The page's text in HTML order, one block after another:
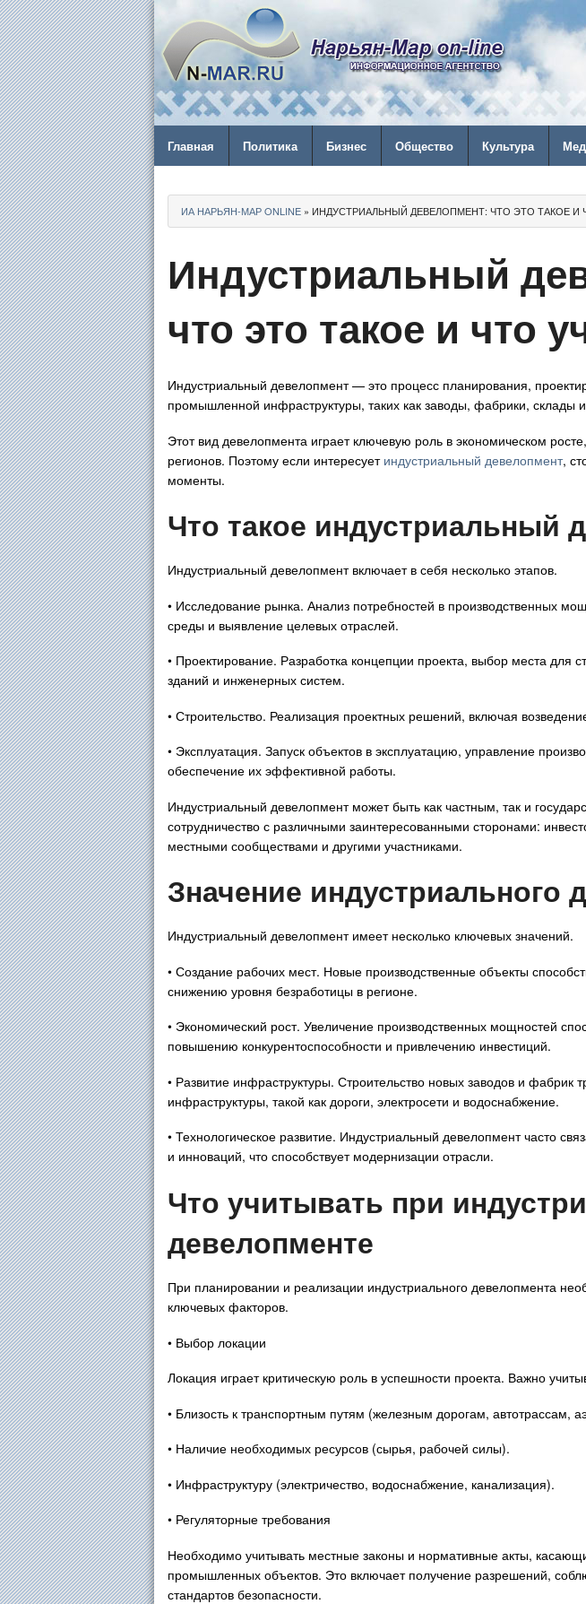
Главная Политика Бизнес Общество Культура
ИА НАРЬЯН-МАР ONLINE » ИНДУСТРИАЛЬНЫЙ ДЕВЕЛОПМЕНТ: ЧТО ЭТО ТАКОЕ И
Индустриальный
что это такое и что
Индустриальный девелопмент — это процесс планирования,
промышленной инфраструктуры, таких как заводы, фабрики, склады
Этот вид девелопмента играет ключевую роль в экономическом
регионов. Поэтому если интересует индустриальный девелопмент,
моменты.
Что такое индустриальный
Индустриальный девелопмент включает в себя несколько этапов.
• Исследование рынка. Анализ потребностей в производственных
среды и выявление целевых отраслей.
• Проектирование. Разработка концепции проекта, выбор места для
зданий и инженерных систем.
• Строительство. Реализация проектных решений, включая
• Эксплуатация. Запуск объектов в эксплуатацию, управление
обеспечение их эффективной работы.
Индустриальный девелопмент может быть как частным, так и
сотрудничество с различными заинтересованными сторонами:
местными сообществами и другими участниками.
Значение индустриального
Индустриальный девелопмент имеет несколько ключевых значений.
• Создание рабочих мест. Новые производственные объекты
снижению уровня безработицы в регионе.
• Экономический рост. Увеличение производственных мощностей
повышению конкурентоспособности и привлечению инвестиций.
• Развитие инфраструктуры. Строительство новых заводов и фабрик
инфраструктуры, такой как дороги, электросети и водоснабжение.
• Технологическое развитие. Индустриальный девелопмент часто
и инноваций, что способствует модернизации отрасли.
Что учитывать при
девелопменте
При планировании и реализации индустриального девелопмента
ключевых факторов.
• Выбор локации
Локация играет критическую роль в успешности проекта. Важно
• Близость к транспортным путям (железным дорогам, автотрассам,
• Наличие необходимых ресурсов (сырья, рабочей силы).
• Инфраструктуру (электричество, водоснабжение, канализация).
• Регуляторные требования
Необходимо учитывать местные законы и нормативные акты,
промышленных объектов. Это включает получение разрешений,
стандартов безопасности.